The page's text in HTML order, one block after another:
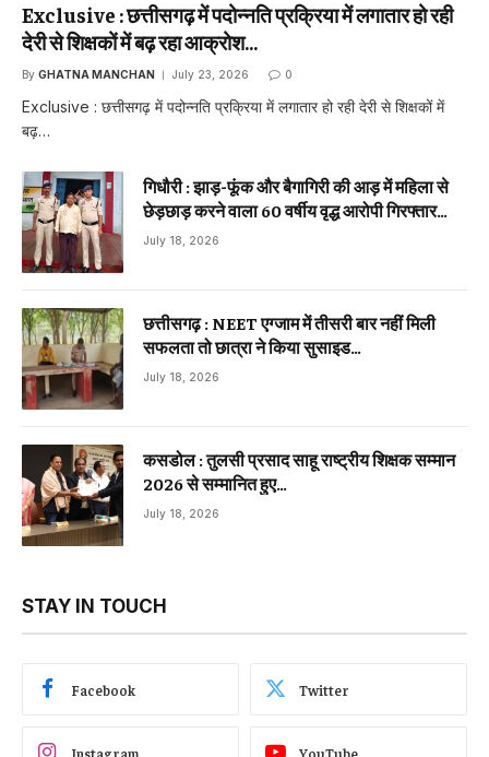
Exclusive : छत्तीसगढ़ में पदोन्नति प्रक्रिया में लगातार हो रही
देरी से शिक्षकों में बढ़ रहा आक्रोश…
By GHATNA MANCHAN July 23, 2026 0
Exclusive : छत्तीसगढ़ में पदोन्नति प्रक्रिया में लगातार हो रही देरी से शिक्षकों में
बढ़…
गिधौरी : झाड़-फूंक और बैगागिरी की आड़ में महिला से
छेड़छाड़ करने वाला 60 वर्षीय वृद्ध आरोपी गिरफ्तार…
July 18, 2026
छत्तीसगढ़ : NEET एग्जाम में तीसरी बार नहीं मिली
सफलता तो छात्रा ने किया सुसाइड…
July 18, 2026
कसडोल : तुलसी प्रसाद साहू राष्ट्रीय शिक्षक सम्मान
2026 से सम्मानित हुए…
July 18, 2026
STAY IN TOUCH
Facebook Twitter
Instagram YouTube